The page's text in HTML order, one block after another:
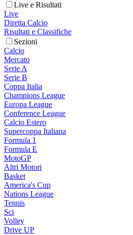
Live e Risultati
Live
Diretta Calcio
Risultati e Classifiche
Sezioni
Calcio
Mercato
Serie A
Serie B
Coppa Italia
Champions League
Europa League
Conference League
Calcio Estero
Supercoppa Italiana
Formula 1
Formula E
MotoGP
Altri Motori
Basket
America's Cup
Nations League
Tennis
Sci
Volley
Drive UP